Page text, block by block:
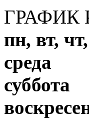
ГРАФИК
пн, вт,
среда с
суббота